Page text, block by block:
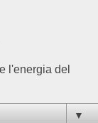
l'energia del
▼